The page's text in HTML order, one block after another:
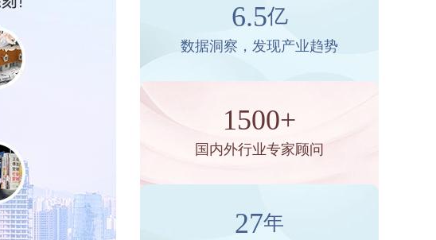
6.5亿
数据洞察，发现产业趋势
1500+
国内外行业专家顾问
27年